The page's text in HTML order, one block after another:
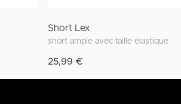
Short Lex
short ample avec taille élastique
25,99 €